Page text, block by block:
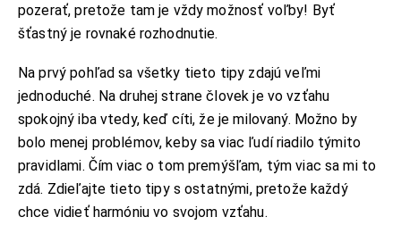
pozerať, pretože tam je vždy možnosť voľby! Byť
šťastný je rovnaké rozhodnutie.
Na prvý pohľad sa všetky tieto tipy zdajú veľmi
jednoduché. Na druhej strane človek je vo vzťahu
spokojný iba vtedy, keď cíti, že je milovaný. Možno by
bolo menej problémov, keby sa viac ľudí riadilo týmito
pravidlami. Čím viac o tom premýšľam, tým viac sa mi to
zdá. Zdieľajte tieto tipy s ostatnými, pretože každý
chce vidieť harmóniu vo svojom vzťahu.
KONTAKT
Jantárová 30, Košice
TELEFÓN:
+421 901 762 147
EMAIL:
ahoj@lalala.sk
SME DOSTUPNÍ:
Pon - Pia/ 9:00 - 15:00